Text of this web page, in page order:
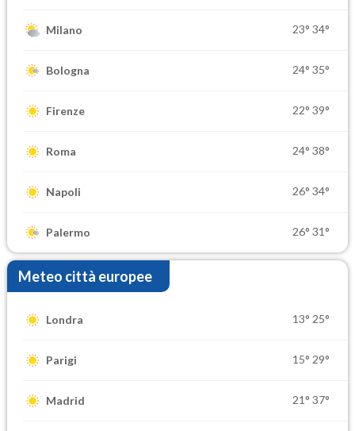
Milano 23° 34°
Bologna 24° 35°
Firenze 22° 39°
Roma 24° 38°
Napoli 26° 34°
Palermo 26° 31°
Meteo città europee
Londra 13° 25°
Parigi 15° 29°
Madrid 21° 37°